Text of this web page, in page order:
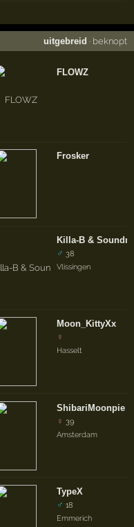
uitgebreid · beknopt
FLOWZ
Frosker
Killa-B &
♂ 38
Vlissingen
Moon_KittyXx
♀
Hasselt
ShibariMoonpie
♀ 39
Amsterdam
TypeX
♂ 18
Emmerich